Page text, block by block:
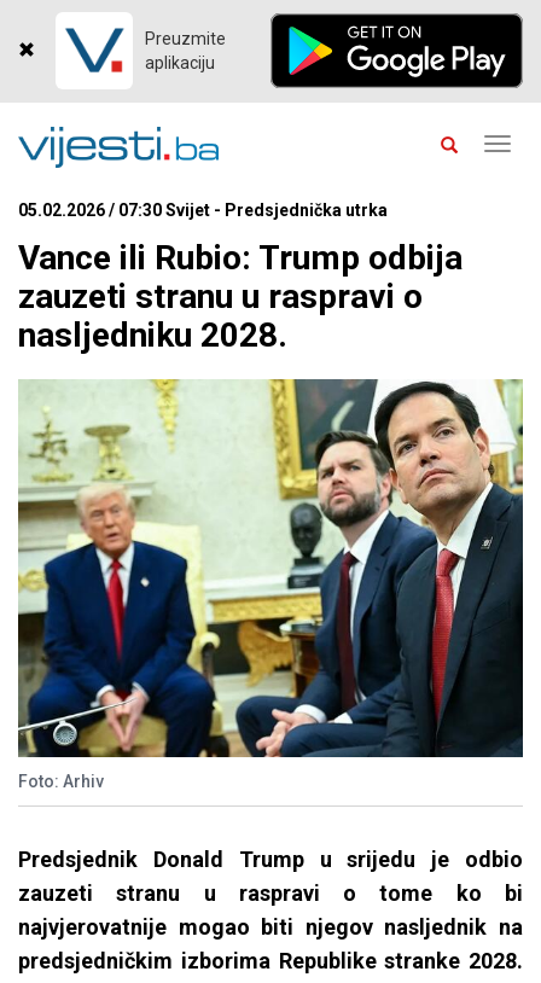
Preuzmite
aplikaciju
05.02.2026 / 07:30 Svijet - Predsjednička utrka
Vance ili Rubio: Trump odbija
zauzeti stranu u raspravi o
nasljedniku 2028.
Foto: Arhiv
Predsjednik Donald Trump u srijedu je odbio
zauzeti stranu u raspravi o tome ko bi
najvjerovatnije mogao biti njegov nasljednik na
predsjedničkim izborima Republike stranke 2028.